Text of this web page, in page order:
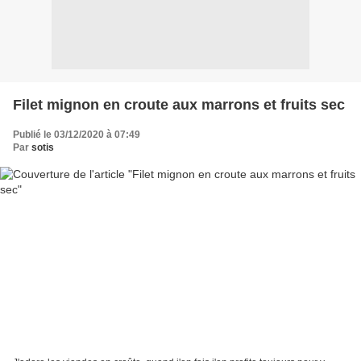
Filet mignon en croute aux marrons et fruits sec
Publié le 03/12/2020 à 07:49
Par sotis